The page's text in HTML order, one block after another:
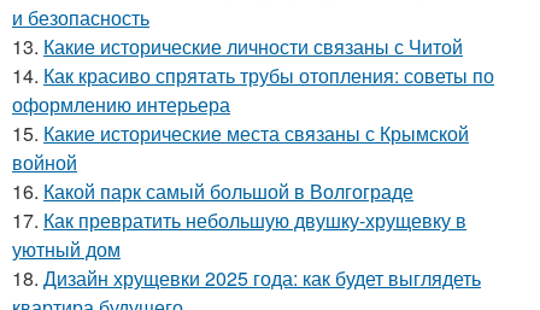
и безопасность
13. Какие исторические личности связаны с Читой
14. Как красиво спрятать трубы отопления: советы по
оформлению интерьера
15. Какие исторические места связаны с Крымской
войной
16. Какой парк самый большой в Волгограде
17. Как превратить небольшую двушку-хрущевку в
уютный дом
18. Дизайн хрущевки 2025 года: как будет выглядеть